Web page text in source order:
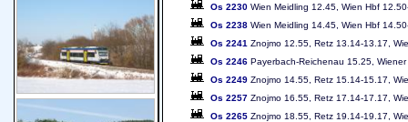
Os 2230 Wien Meidling 12.45, Wien Hbf
Os 2238 Wien Meidling 14.45, Wien Hbf
Os 2241 Znojmo 12.55, Retz 13.14-13.17,
Os 2246 Payerbach-Reichenau 15.25,
Os 2249 Znojmo 14.55, Retz 15.14-15.17,
Os 2257 Znojmo 16.55, Retz 17.14-17.17,
Os 2265 Znojmo 18.55, Retz 19.14-19.17,